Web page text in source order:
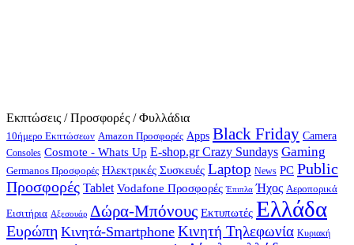
Εκπτώσεις / Προσφορές / Φυλλάδια
10ήμερο Εκπτώσεων Amazon Προσφορές Apps Black Friday Camera
Consoles Cosmote - Whats Up E-shop.gr Crazy Sundays Gaming
Germanos Προσφορές Hλεκτρικές Συσκευές Laptop News PC Public
Προσφορές Tablet Vodafone Προσφορές Έπιπλα Ήχος Αεροπορικά
Εισιτήρια Αξεσουάρ Δώρα-Μπόνους Εκτυπωτές Ελλάδα
Ευρώπη Κινητά-Smartphone Κινητή Τηλεφωνία Κυριακή